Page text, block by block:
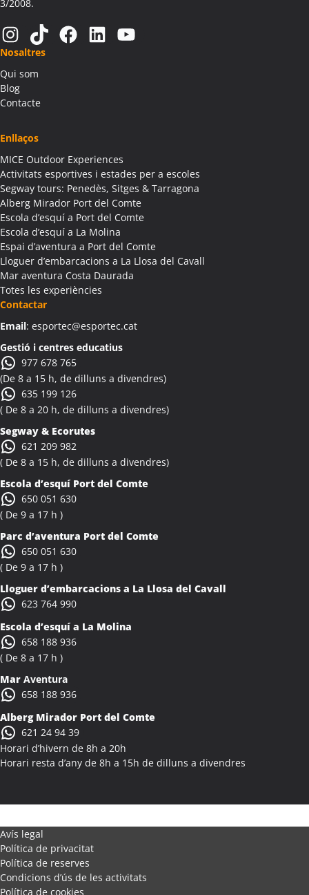
Colònies Escolars Aitona
Activitats Teambuilding Empreses Alàs i Cerc
Activitats Família Amics Alàs i Cerc
Colònies Escolars Alàs i Cerc
Activitats Teambuilding Empreses Albagés
Activitats Família Amics Albagés
Colònies Escolars Albanyà
Activitats Teambuilding Empreses Albatàrrec
Activitats Família Amics Albatàrrec
Colònies Escolars Albatàrrec
Activitats Teambuilding Empreses Albesa
Activitats Família Amics Albesa
Colònies Escolars Albesa
Activitats Teambuilding Empreses Albi
Activitats Família Amics Albi
Colònies Escolars Albi
Activitats Teambuilding Empreses Albinyana
Activitats Família Amics Albinyana
Colònies Escolars Albinyana
Activitats Teambuilding Empreses Albiol
Activitats Família Amics Albiol
Colònies Escolars Albiol
Activitats Teambuilding Empreses Albocàsser
Colònies Escolars Albocàsser
Activitats Teambuilding Empreses Albons
Colònies Escolars Albons
Activitats Teambuilding Empreses Alcalà de Xivert
Colònies Escolars Alcalà de Xivert
Activitats Família Amics Alcanar
Colònies Escolars Alcanar
Activitats Família Amics Alcanó
Activitats Teambuilding Empreses Alcarràs
Activitats Família Amics Alcarràs
Colònies Escolars Alcarràs
Activitats Teambuilding Empreses Alcora
Activitats Família Amics Alcora
Colònies Escolars Alcora
Activitats Teambuilding Empreses Alcover
3/2008.
Instagram TikTok Facebook LinkedIn YouTube
Nosaltres
Qui som
Blog
Contacte
Enllaços
MICE Outdoor Experiences
Activitats esportives i estades per a escoles
Segway tours: Penedès, Sitges & Tarragona
Alberg Mirador Port del Comte
Escola d’esquí a Port del Comte
Escola d’esquí a La Molina
Espai d’aventura a Port del Comte
Lloguer d’embarcacions a La Llosa del Cavall
Mar aventura Costa Daurada
Totes les experiències
Contactar
Email: esportec@esportec.cat
Gestió i centres educatius
977 678 765
(De 8 a 15 h, de dilluns a divendres)
635 199 126
( De 8 a 20 h, de dilluns a divendres)
Segway & Ecorutes
621 209 982
( De 8 a 15 h, de dilluns a divendres)
Escola d’esquí Port del Comte
650 051 630
( De 9 a 17 h )
Parc d’aventura Port del Comte
650 051 630
( De 9 a 17 h )
Lloguer d’embarcacions a La Llosa del Cavall
623 764 990
Escola d’esquí a La Molina
658 188 936
( De 8 a 17 h )
Mar Aventura
658 188 936
Alberg Mirador Port del Comte
621 24 94 39
Horari d’hivern de 8h a 20h
Horari resta d’any de 8h a 15h de dilluns a divendres
Avís legal
Política de privacitat
Política de reserves
Condicions d’ús de les activitats
Política de cookies